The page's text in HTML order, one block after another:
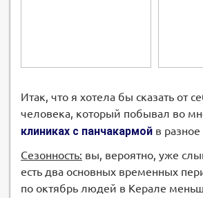
Итак, что я хотела бы сказать от
человека, который побывал во
клиниках с панчакармой в
Сезонность: вы, вероятно, уже
есть два основных временных
по октябрь людей в Керале